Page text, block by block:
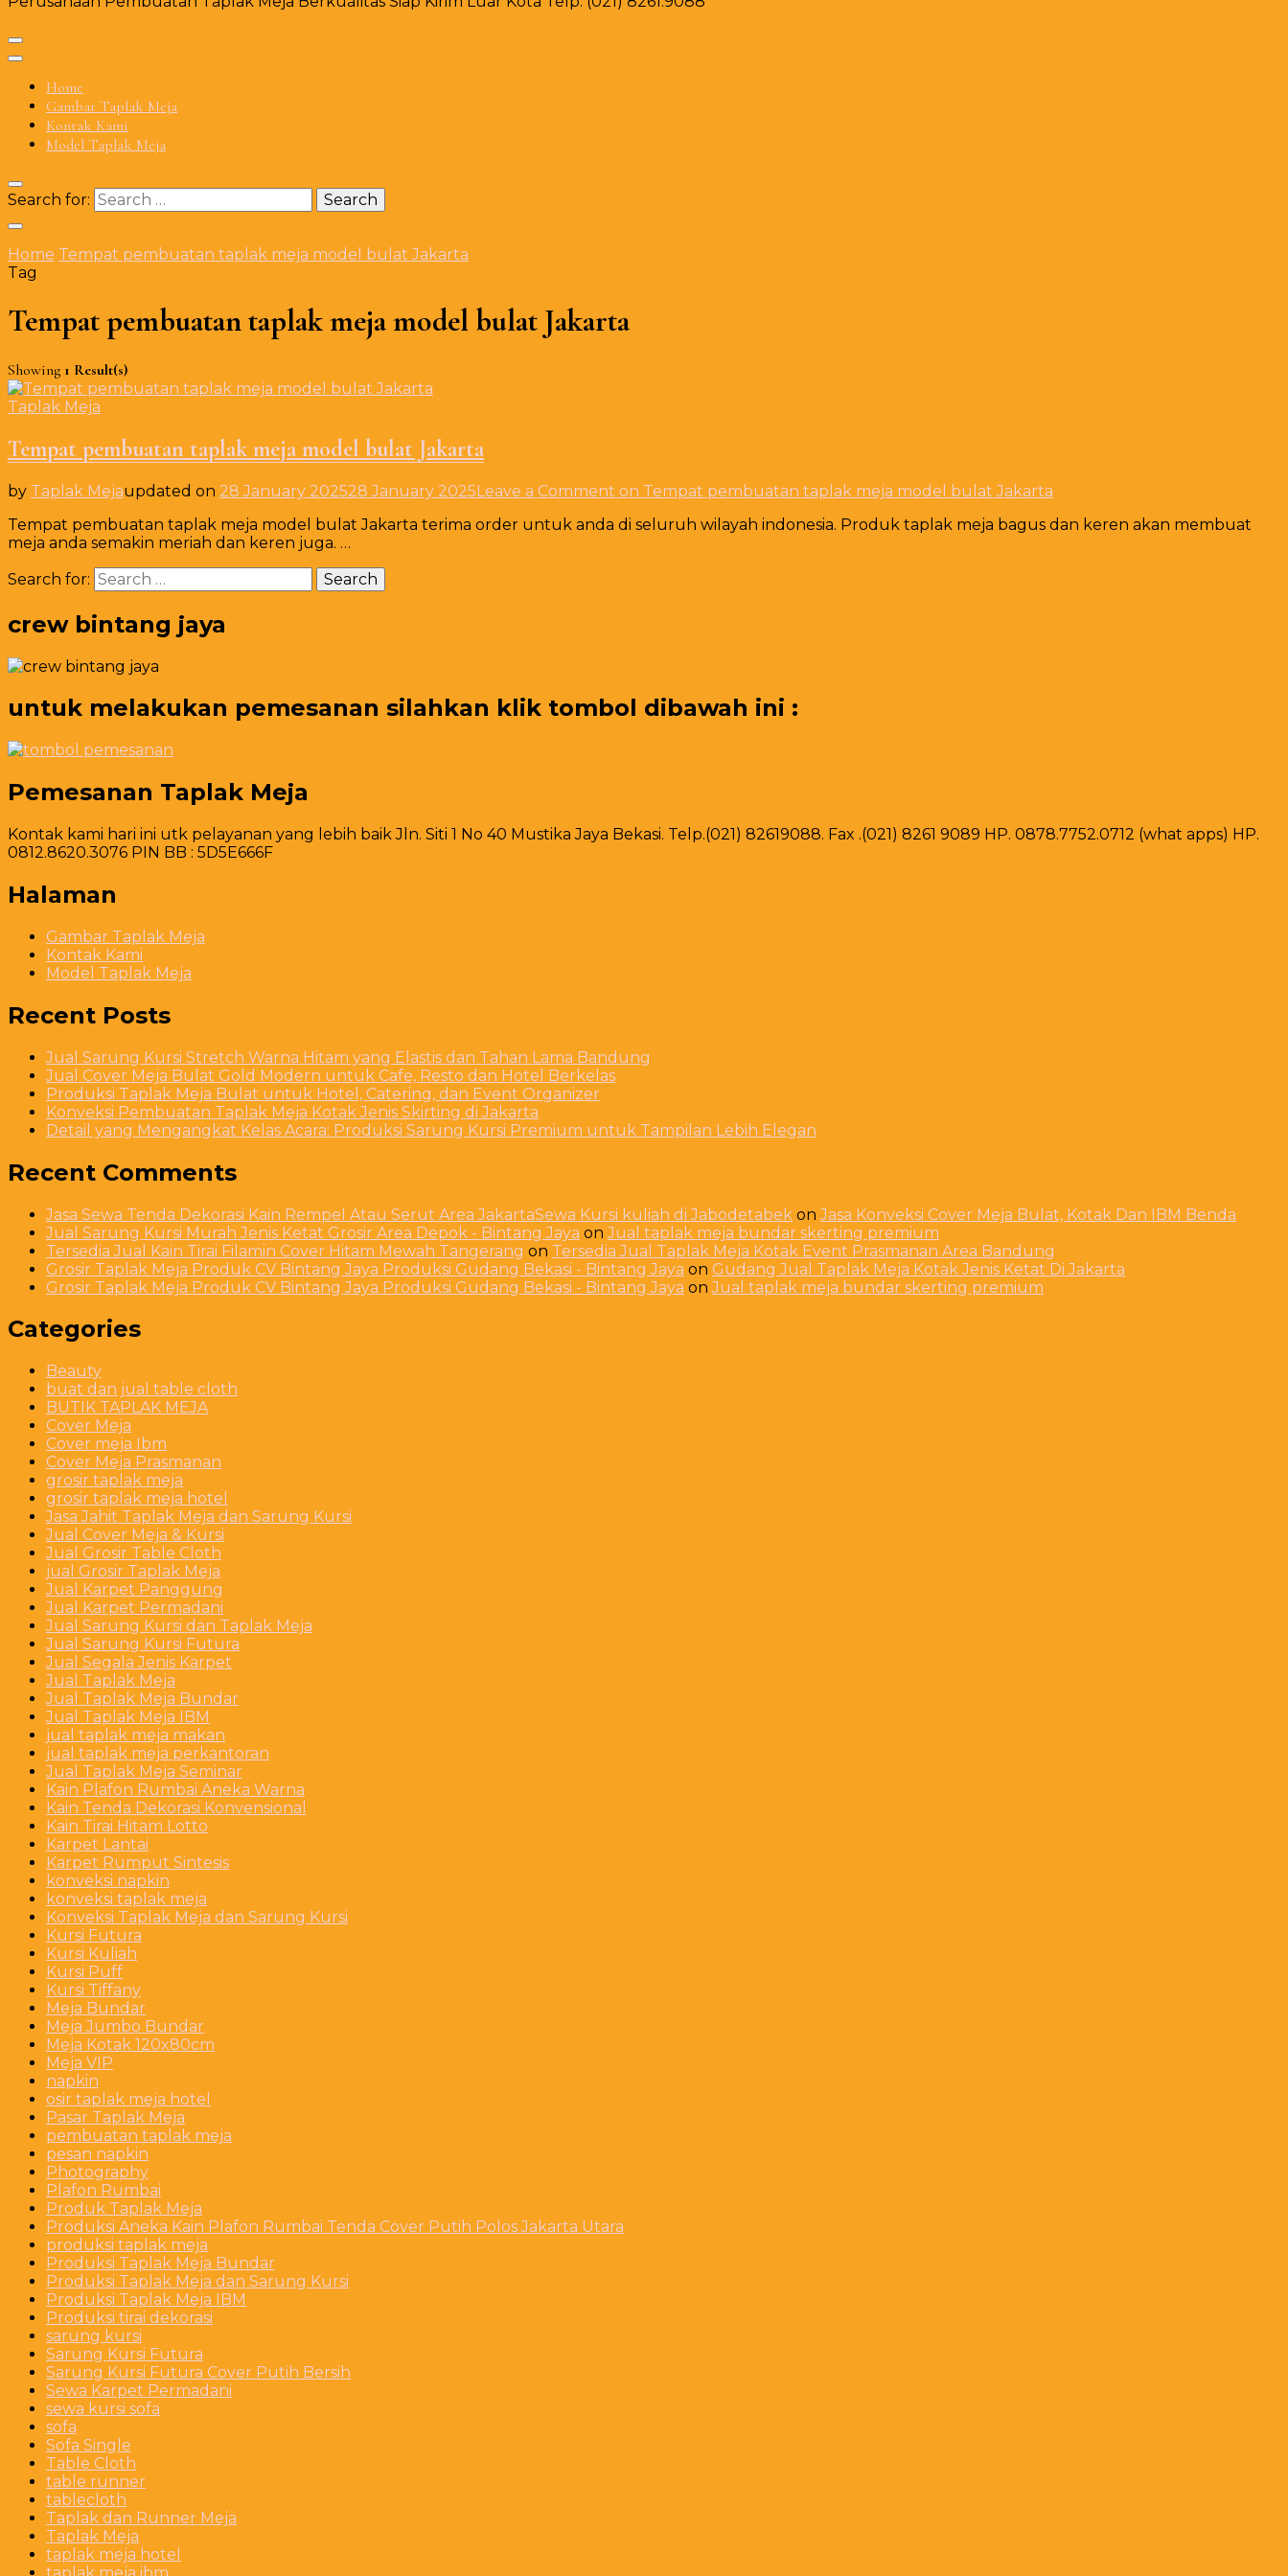
Home
Gambar Taplak Meja
Kontak Kami
Model Taplak Meja
Search for:
Home Tempat pembuatan taplak meja model bulat Jakarta
Tag
Tempat pembuatan taplak meja model bulat Jakarta
Showing 1 Result(s)
Taplak Meja
Tempat pembuatan taplak meja model bulat Jakarta
by Taplak Mejaupdated on 28 January 202528 January 2025Leave a Comment on Tempat pembuatan taplak meja model bulat Jakarta
Tempat pembuatan taplak meja model bulat Jakarta terima order untuk anda di seluruh wilayah indonesia. Produk taplak meja bagus dan keren akan membuat
meja anda semakin meriah dan keren juga. …
Search for:
crew bintang jaya
untuk melakukan pemesanan silahkan klik tombol dibawah ini :
Pemesanan Taplak Meja
Kontak kami hari ini utk pelayanan yang lebih baik Jln. Siti 1 No 40 Mustika Jaya Bekasi. Telp.(021) 82619088. Fax .(021) 8261 9089 HP. 0878.7752.0712 (what apps) HP.
0812.8620.3076 PIN BB : 5D5E666F
Halaman
Gambar Taplak Meja
Kontak Kami
Model Taplak Meja
Recent Posts
Jual Sarung Kursi Stretch Warna Hitam yang Elastis dan Tahan Lama Bandung
Jual Cover Meja Bulat Gold Modern untuk Cafe, Resto dan Hotel Berkelas
Produksi Taplak Meja Bulat untuk Hotel, Catering, dan Event Organizer
Konveksi Pembuatan Taplak Meja Kotak Jenis Skirting di Jakarta
Detail yang Mengangkat Kelas Acara: Produksi Sarung Kursi Premium untuk Tampilan Lebih Elegan
Recent Comments
Jasa Sewa Tenda Dekorasi Kain Rempel Atau Serut Area JakartaSewa Kursi kuliah di Jabodetabek onJasa Konveksi Cover Meja Bulat, Kotak Dan IBM Benda
Jual Sarung Kursi Murah Jenis Ketat Grosir Area Depok - Bintang Jaya onJual taplak meja bundar skerting premium
Tersedia Jual Kain Tirai Filamin Cover Hitam Mewah Tangerang on Tersedia Jual Taplak Meja Kotak Event Prasmanan Area Bandung
Grosir Taplak Meja Produk CV Bintang Jaya Produksi Gudang Bekasi - Bintang Jaya on Gudang Jual Taplak Meja Kotak Jenis Ketat Di Jakarta
Grosir Taplak Meja Produk CV Bintang Jaya Produksi Gudang Bekasi - Bintang Jaya onJual taplak meja bundar skerting premium
Categories
Beauty
buat dan jual table cloth
BUTIK TAPLAK MEJA
Cover Meja
Cover meja Ibm
Cover Meja Prasmanan
grosir taplak meja
grosir taplak meja hotel
Jasa Jahit Taplak Meja dan Sarung Kursi
Jual Cover Meja & Kursi
Jual Grosir Table Cloth
jual Grosir Taplak Meja
Jual Karpet Panggung
Jual Karpet Permadani
Jual Sarung Kursi dan Taplak Meja
Jual Sarung Kursi Futura
Jual Segala Jenis Karpet
Jual Taplak Meja
Jual Taplak Meja Bundar
Jual Taplak Meja IBM
jual taplak meja makan
jual taplak meja perkantoran
Jual Taplak Meja Seminar
Kain Plafon Rumbai Aneka Warna
Kain Tenda Dekorasi Konvensional
Kain Tirai Hitam Lotto
Karpet Lantai
Karpet Rumput Sintesis
konveksi napkin
konveksi taplak meja
Konveksi Taplak Meja dan Sarung Kursi
Kursi Futura
Kursi Kuliah
Kursi Puff
Kursi Tiffany
Meja Bundar
Meja Jumbo Bundar
Meja Kotak 120x80cm
Meja VIP
napkin
osir taplak meja hotel
Pasar Taplak Meja
pembuatan taplak meja
pesan napkin
Photography
Plafon Rumbai
Produk Taplak Meja
Produksi Aneka Kain Plafon Rumbai Tenda Cover Putih Polos Jakarta Utara
produksi taplak meja
Produksi Taplak Meja Bundar
Produksi Taplak Meja dan Sarung Kursi
Produksi Taplak Meja IBM
Produksi tirai dekorasi
sarung kursi
Sarung Kursi Futura
Sarung Kursi Futura Cover Putih Bersih
Sewa Karpet Permadani
sewa kursi sofa
sofa
Sofa Single
Table Cloth
table runner
tablecloth
Taplak dan Runner Meja
Taplak Meja
taplak meja hotel